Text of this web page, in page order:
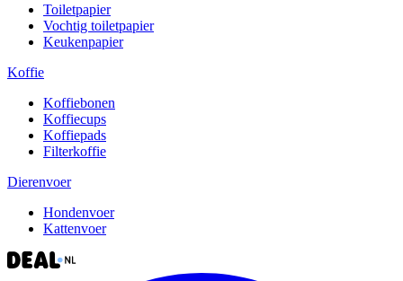
Toiletpapier
Vochtig toiletpapier
Keukenpapier
Koffie
Koffiebonen
Koffiecups
Koffiepads
Filterkoffie
Dierenvoer
Hondenvoer
Kattenvoer